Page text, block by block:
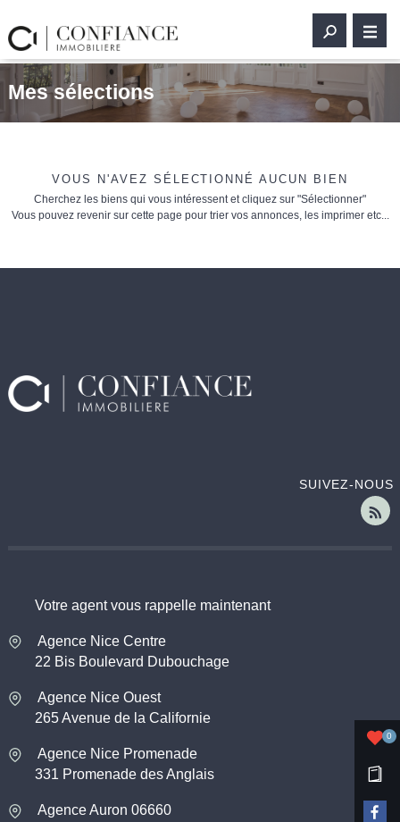
0
Mes sélections
VOUS N'AVEZ SÉLECTIONNÉ AUCUN BIEN
Cherchez les biens qui vous intéressent et cliquez sur "Sélectionner"
Vous pouvez revenir sur cette page pour trier vos annonces, les imprimer etc...
SUIVEZ-NOUS
Votre agent vous rappelle maintenant
Agence Nice Centre
22 Bis Boulevard Dubouchage
Agence Nice Ouest
265 Avenue de la Californie
Agence Nice Promenade
331 Promenade des Anglais
Agence Auron 06660